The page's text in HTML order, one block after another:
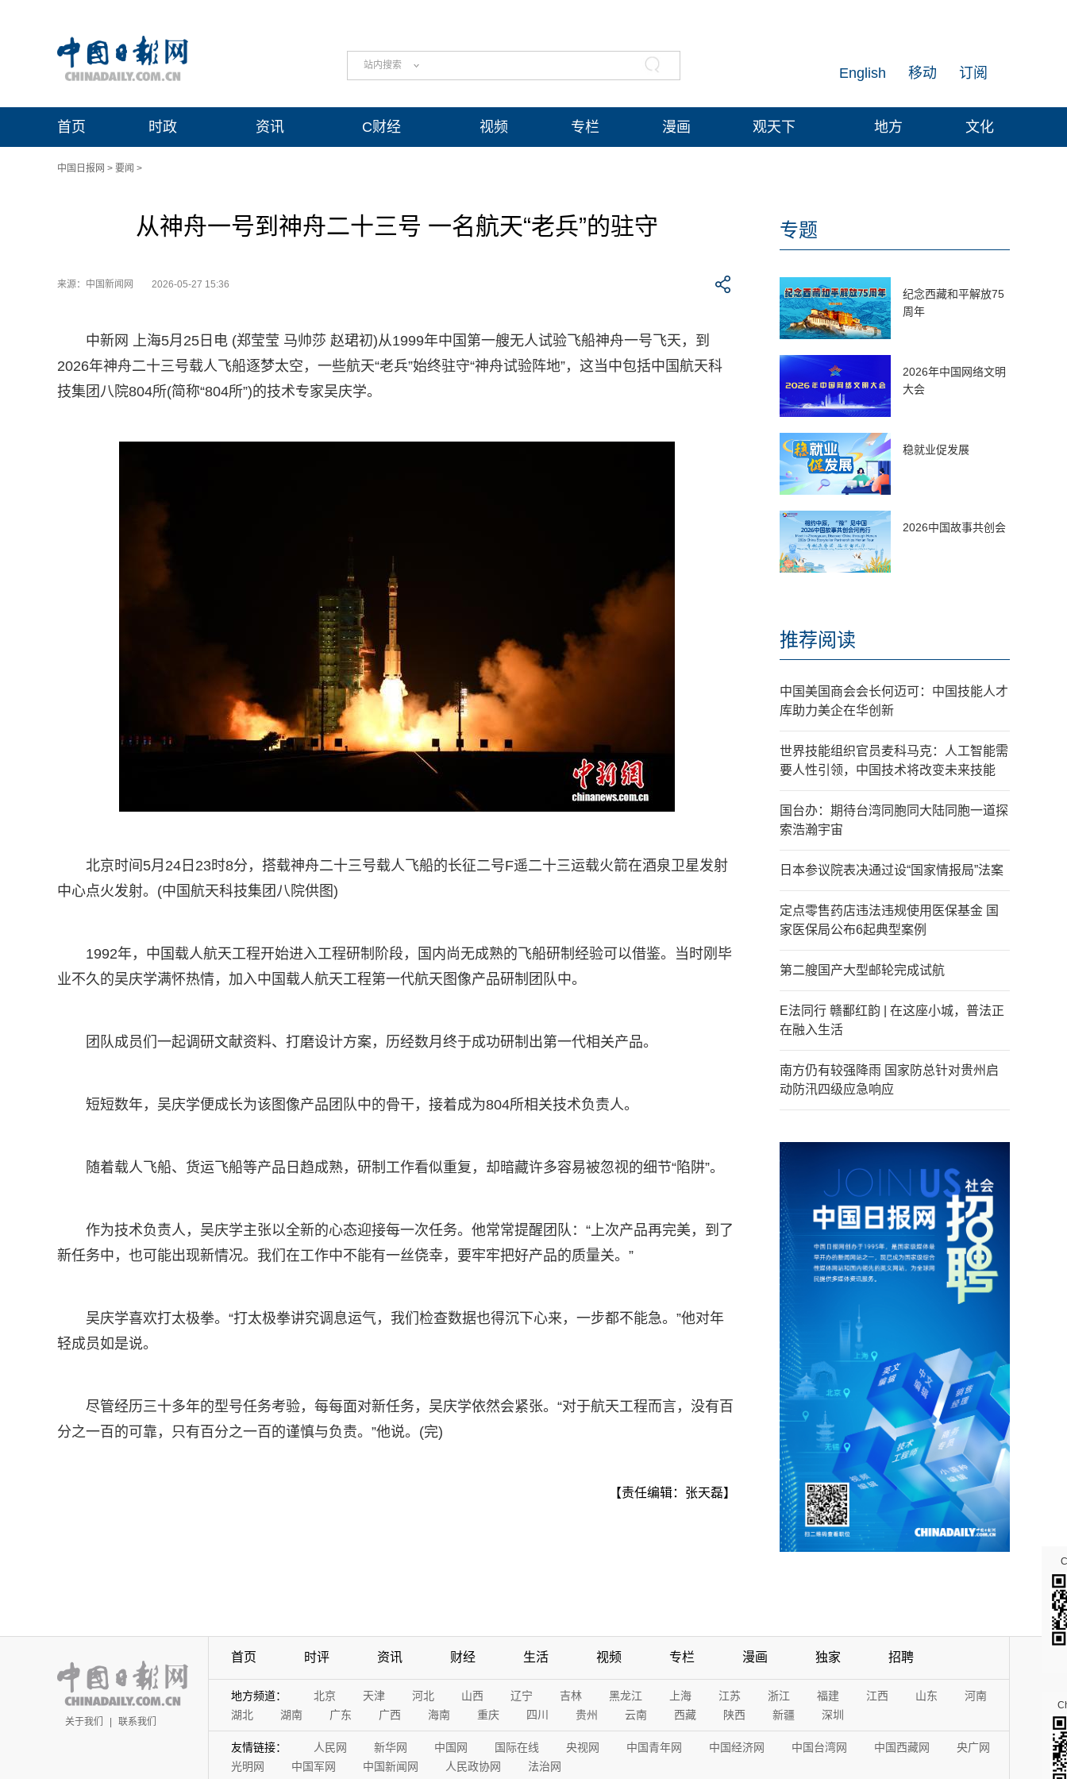
站内搜索 订阅
移动
English
首页 时政 资讯 C财经 视频 专栏 漫画 观天下 地方 文化
中国日报网 > 要闻 >
从神舟一号到神舟二十三号 一名航天“老兵”的驻守
来源：中国新闻网 2026-05-27 15:36
中新网 上海5月25日电 (郑莹莹 马帅莎 赵珺初)从1999年中国第一艘无人试验飞船神舟一号飞天，到
2026年神舟二十三号载人飞船逐梦太空，一些航天“老兵”始终驻守“神舟试验阵地”，这当中包括中国航天科
技集团八院804所(简称“804所”)的技术专家吴庆学。
北京时间5月24日23时8分，搭载神舟二十三号载人飞船的长征二号F遥二十三运载火箭在酒泉卫星发射
中心点火发射。(中国航天科技集团八院供图)
1992年，中国载人航天工程开始进入工程研制阶段，国内尚无成熟的飞船研制经验可以借鉴。当时刚毕
业不久的吴庆学满怀热情，加入中国载人航天工程第一代航天图像产品研制团队中。
团队成员们一起调研文献资料、打磨设计方案，历经数月终于成功研制出第一代相关产品。
短短数年，吴庆学便成长为该图像产品团队中的骨干，接着成为804所相关技术负责人。
随着载人飞船、货运飞船等产品日趋成熟，研制工作看似重复，却暗藏许多容易被忽视的细节“陷阱”。
作为技术负责人，吴庆学主张以全新的心态迎接每一次任务。他常常提醒团队：“上次产品再完美，到了
新任务中，也可能出现新情况。我们在工作中不能有一丝侥幸，要牢牢把好产品的质量关。”
吴庆学喜欢打太极拳。“打太极拳讲究调息运气，我们检查数据也得沉下心来，一步都不能急。”他对年
轻成员如是说。
尽管经历三十多年的型号任务考验，每每面对新任务，吴庆学依然会紧张。“对于航天工程而言，没有百
分之一百的可靠，只有百分之一百的谨慎与负责。”他说。(完)
【责任编辑：张天磊】
专题
纪念西藏和平解放75
周年
2026年中国网络文明
大会
稳就业促发展
2026中国故事共创会
推荐阅读
中国美国商会会长何迈可：中国技能人才
库助力美企在华创新
世界技能组织官员麦科马克：人工智能需
要人性引领，中国技术将改变未来技能
国台办：期待台湾同胞同大陆同胞一道探
索浩瀚宇宙
日本参议院表决通过设“国家情报局”法案
定点零售药店违法违规使用医保基金 国
家医保局公布6起典型案例
第二艘国产大型邮轮完成试航
E法同行 赣鄱红韵 | 在这座小城，普法正
在融入生活
南方仍有较强降雨 国家防总针对贵州启
动防汛四级应急响应
关于我们 | 联系我们
首页 时评 资讯 财经 生活 视频 专栏 漫画 独家 招聘
地方频道： 北京 天津 河北 山西 辽宁 吉林 黑龙江 上海 江苏 浙江 福建 江西 山东
河南
湖北
湖南 广东 广西 海南 重庆 四川 贵州 云南 西藏 陕西 新疆 深圳
友情链接： 人民网 新华网 中国网 国际在线 央视网 中国青年网 中国经济网 中国台湾网 中国西藏网
央广网
光明网
中国军网 中国新闻网 人民政协网 法治网